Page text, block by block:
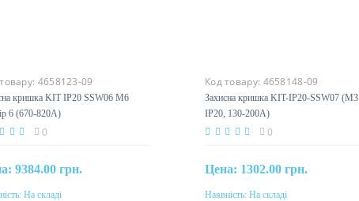
4658123-09
кришка KIT IP20 SSW06 M6
6 (670-820A)
0
9384.00 грн.
КупитиНа складі
Код товару: 4658148-09
Захисна кришка KIT-IP20-SSW07 (M3
IP20, 130-200A)
0
Цена: 1302.00 грн.
Купити
Наявність: На складі